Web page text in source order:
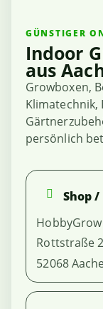
GÜNSTIGER
Indoor
aus
Growboxen,
Klimatechnik,
persönlich
Shop
Rottstraße
52068